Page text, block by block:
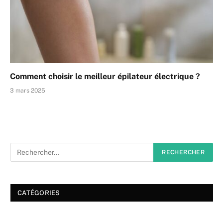
Comment choisir le meilleur épilateur électrique ?
3 mars 2025
CATÉGORIES